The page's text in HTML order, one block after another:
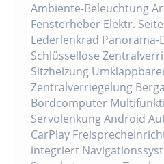
Ambiente-Beleuchtung
Fensterheber Elektr.
Lederlenkrad Panorama-
Schlüssellose
Sitzheizung
Zentralverriegelung
Bordcomputer
Servolenkung Android
CarPlay
integriert